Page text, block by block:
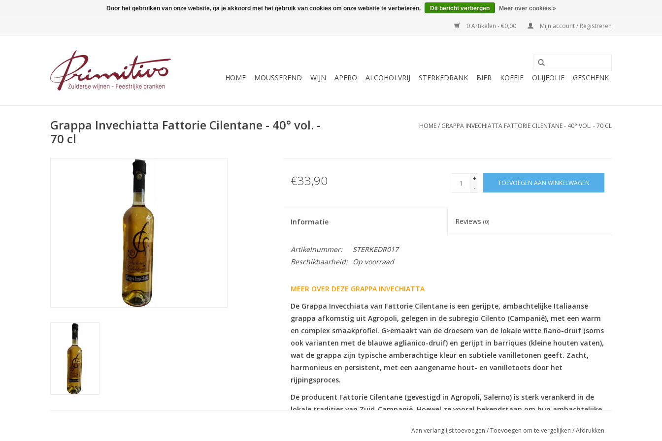
0 Artikelen - €0,00 Mijn account / Registreren
HOME MOUSSEREND WIJN APERO ALCOHOLVRIJ STERKEDRANK BIER KOFFIE OLIJFOLIE GESCHENK
Grappa Invechiatta Fattorie Cilentane - 40° vol. -
70 cl
HOME/ GRAPPA INVECHIATTA FATTORIE CILENTANE - 40° VOL. - 70 CL
€33,90
+
-
TOEVOEGEN AAN WINKELWAGEN
Informatie Reviews(0)
Artikelnummer:
STERKEDR017
Beschikbaarheid:
Op voorraad
MEER OVER DEZE GRAPPA INVECHIATTA
De Grappa Invecchiata van Fattorie Cilentane is een gerijpte, ambachtelijke Italiaanse
grappa afkomstig uit Agropoli, gelegen in de subregio Cilento (Campanië), met een warm
en complex smaakprofiel. G>emaakt van de droesem van de lokale witte fiano-druif (soms
ook varianten met de blauwe aglianico-druif) en gerijpt in barriques (kleine houten vaten),
wat de grappa zijn typische amberachtige kleur en subtiele vanilletonen geeft. Zacht,
harmonieus en persistent, met een aangename hout- en vanilletoets door het
rijpingsproces.
De producent Fattorie Cilentane (gevestigd in Agropoli, Salerno) is sterk verankerd in de
lokale tradities van Zuid-Campanië. Hoewel ze vooral bekendstaan om hun ambachtelijke
schaal ook typische regionale distillaten. Hun grappalijn weerspiegelt de autochtone
Aan verlanglijst toevoegen /Toevoegen om te vergelijken /Afdrukken
Door het gebruiken van onze website, ga je akkoord met het gebruik van cookies om onze website te verbeteren. Dit bericht verbergen Meer over cookies »